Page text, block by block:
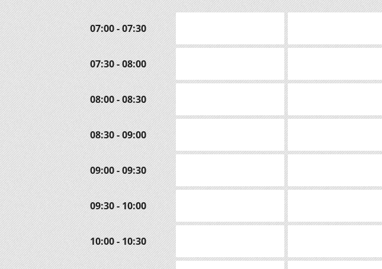
07:00 - 07:30
07:30 - 08:00
08:00 - 08:30
08:30 - 09:00
09:00 - 09:30
09:30 - 10:00
10:00 - 10:30